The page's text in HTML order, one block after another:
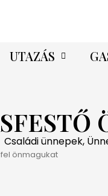
UTAZÁS
Családi ünnepek,
önmagukat